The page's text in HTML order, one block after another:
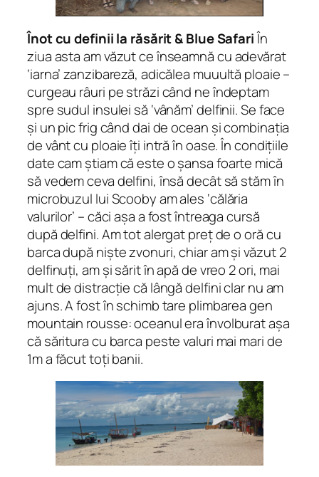
Înot cu definii la răsărit & Blue SafariÎn
ziua asta am văzut ce înseamnă cu adevărat
‘iarna’ zanzibareză, adicălea muuultă ploaie –
curgeau râuri pe străzi când ne îndeptam
spre sudul insulei să ‘vânăm’ delfinii. Se face
și un pic frig când dai de ocean și combinația
de vânt cu ploaie îți intră în oase. În condițiile
date cam știam că este o șansa foarte mică
să vedem ceva delfini, însă decât să stăm în
microbuzul lui Scooby am ales ‘călăria
valurilor’ – căci așa a fost întreaga cursă
după delfini. Am tot alergat preț de o oră cu
barca după niște zvonuri, chiar am și văzut 2
delfinuți, am și sărit în apă de vreo 2 ori, mai
mult de distracție că lângă delfini clar nu am
ajuns. A fost în schimb tare plimbarea gen
mountain rousse: oceanul era învolburat așa
că săritura cu barca peste valuri mai mari de
1m a făcut toți banii.